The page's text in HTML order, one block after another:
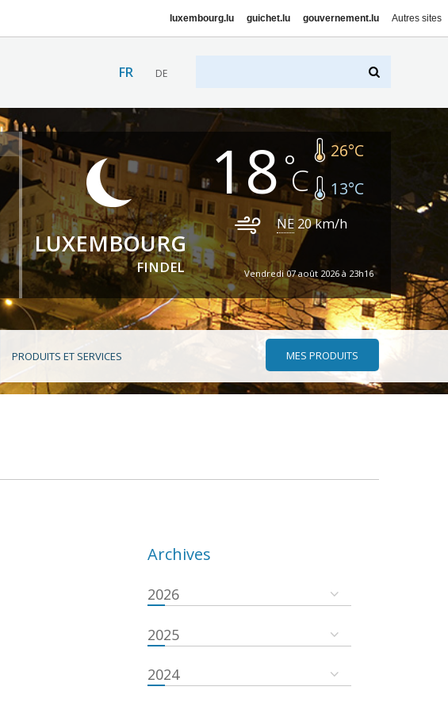
luxembourg.lu guichet.lu gouvernement.lu Autres sites
FR DE
LUXEMBOURG
FINDEL
18 26°C
13°C
NE 20km/h
Vendredi 07 août 2026 à 23h16
PRODUITS ET SERVICES MES PRODUITS
Archives
2026
2025
2024